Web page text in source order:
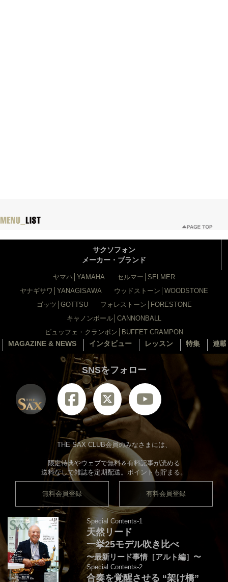
サクソフォン
メーカー・ブランド
ヤマハ│YAMAHA
セルマー│SELMER
ヤナギサワ│YANAGISAWA
ウッドストーン│WOODSTONE
ゴッツ│GOTTSU
フォレストーン│FORESTONE
キャノンボール│CANNONBALL
ビュッフェ・クランポン│BUFFET CRAMPON
MAGAZINE & NEWS インタビュー レッスン 特集 連
SNSをフォロー
THE SAX CLUB会員のみなさまには、
限定特典やウェブで無料＆有料記事が読める
送料なしで雑誌を定期配送。ポイントも貯まる。
無料会員登録 有料会員登録
Special Contents-1
天然リード
一挙25モデル吹き比べ
〜最新リード事情［アルト編］〜
Special Contents-2
合奏を覚醒させる “架け橋”